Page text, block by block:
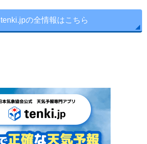
tenki.jpの全情報はこちら